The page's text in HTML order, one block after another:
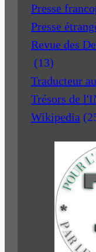
Presse
Presse
Revue des
(13)
Traducteur
Trésors de
Wikipedia